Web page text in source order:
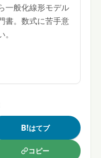
一般化線形モデル
書。数式に苦手意
B!はてブ
コピー